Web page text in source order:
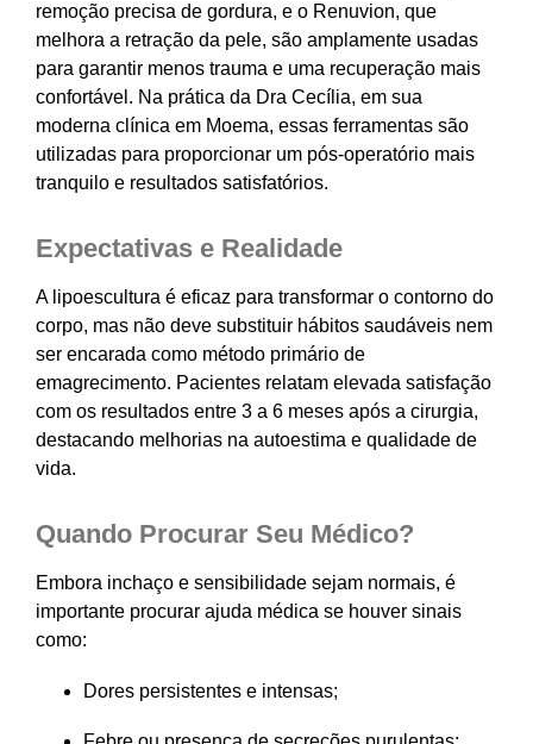
remoção precisa de gordura, e o Renuvion, que
melhora a retração da pele, são amplamente usadas
para garantir menos trauma e uma recuperação mais
confortável. Na prática da Dra Cecília, em sua
moderna clínica em Moema, essas ferramentas são
utilizadas para proporcionar um pós-operatório mais
tranquilo e resultados satisfatórios.
Expectativas e Realidade
A lipoescultura é eficaz para transformar o contorno do
corpo, mas não deve substituir hábitos saudáveis nem
ser encarada como método primário de
emagrecimento. Pacientes relatam elevada satisfação
com os resultados entre 3 a 6 meses após a cirurgia,
destacando melhorias na autoestima e qualidade de
vida.
Quando Procurar Seu Médico?
Embora inchaço e sensibilidade sejam normais, é
importante procurar ajuda médica se houver sinais
como:
Dores persistentes e intensas;